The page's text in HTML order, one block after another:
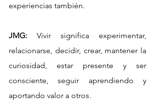
experiencias también.
JMG: Vivir significa experimentar,
relacionarse, decidir, crear, mantener la
curiosidad, estar presente y ser
consciente, seguir aprendiendo y
aportando valor a otros.